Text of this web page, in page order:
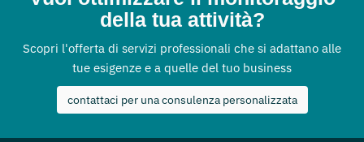
della tua attività?
Scopri l'offerta di servizi professionali che si adattano alle
tue esigenze e a quelle del tuo business
contattaci per una consulenza personalizzata